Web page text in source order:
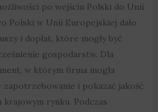
po wejściu Polski do Unii
Polski w Unii Europejskiej dało
i dopłat, które mogły być
gospodarstw. Dla
w którym firma mogła
zapotrzebowanie i pokazać jakość
rynku. Podczas